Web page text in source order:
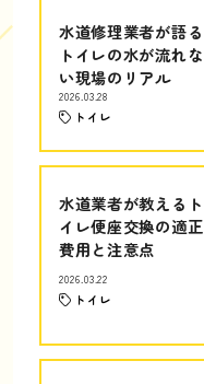
水道修理業者が語る
トイレの水が流れな
い現場のリアル
2026.03.28
トイレ
水道業者が教えるト
イレ便座交換の適正
費用と注意点
2026.03.22
トイレ